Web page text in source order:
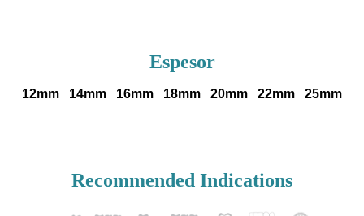
Espesor
12mm 14mm 16mm 18mm 20mm 22mm 25mm
Recommended Indications